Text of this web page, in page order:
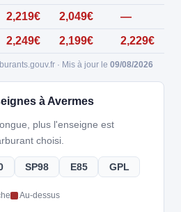
2,219€ 2,049€ —
2,249€ 2,199€ 2,229€
· Mis à jour le 09/08/2026
à Avermes
plus l'enseigne est
choisi.
SP98 E85 GPL
Au-dessus